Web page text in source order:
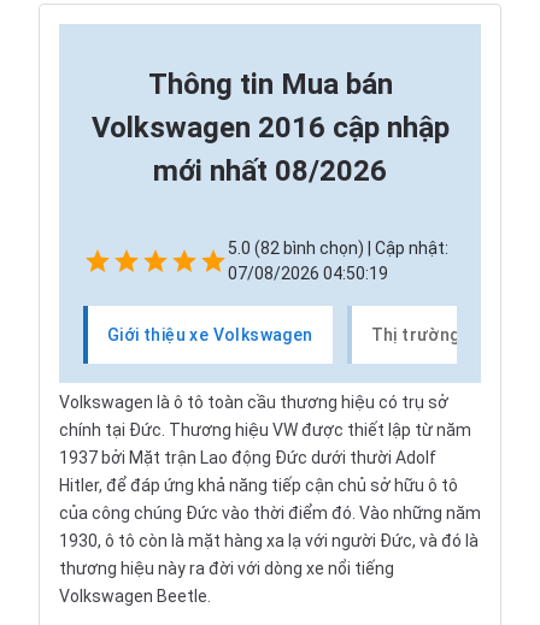
Thông tin Mua bán
Volkswagen 2016 cập nhập
mới nhất 08/2026
5.0 (82 bình chọn) | Cập nhật:
07/08/2026 04:50:19
Giới thiệu xe Volkswagen Thị trường xe
Volkswagen là ô tô toàn cầu thương hiệu có trụ sở
chính tại Đức. Thương hiệu VW được thiết lập từ năm
1937 bởi Mặt trận Lao động Đức dưới thười Adolf
Hitler, để đáp ứng khả năng tiếp cận chủ sở hữu ô tô
của công chúng Đức vào thời điểm đó. Vào những năm
1930, ô tô còn là mặt hàng xa lạ với người Đức, và đó là
thương hiệu này ra đời với dòng xe nổi tiếng
Volkswagen Beetle.